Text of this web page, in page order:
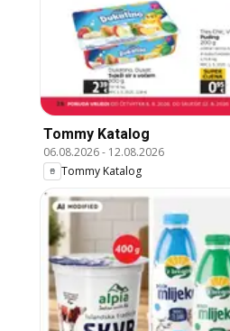
Tommy Katalog
06.08.2026- 12.08.2026
Tommy Katalog